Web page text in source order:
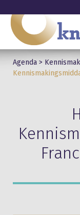
Agenda >